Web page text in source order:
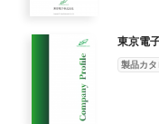
東京電
製品カタ